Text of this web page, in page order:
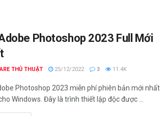
Photoshop 2023 Full Mới
THỦ THUẬT 25/12/2022 3 11.4K
Photoshop 2023 miễn phí phiên bản mới nhất
Windows. Đây là trình thiết lập độc được ...